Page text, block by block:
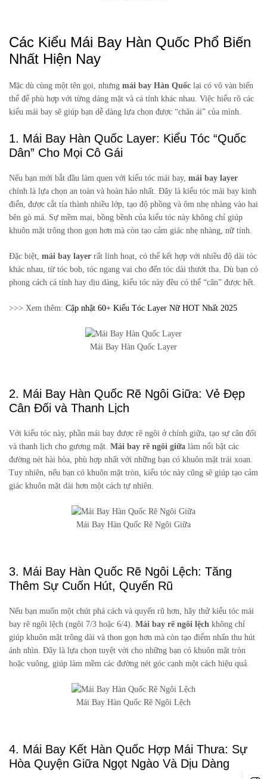
Các Kiểu Mái Bay Hàn Quốc Phổ Biến
Nhất Hiện Nay
Mặc dù cùng một tên gọi, nhưng mái bay Hàn Quốc lại có vô vàn biến
thể để phù hợp với từng dáng mặt và cá tính khác nhau. Việc hiểu rõ các
kiểu mái bay sẽ giúp bạn dễ dàng lựa chọn được “chân ái” của mình.
1. Mái Bay Hàn Quốc Layer: Kiểu Tóc “Quốc
Dân” Cho Mọi Cô Gái
Nếu bạn mới bắt đầu làm quen với kiểu tóc mái bay, mái bay layer
chính là lựa chọn an toàn và hoàn hảo nhất. Đây là kiểu tóc mái bay kinh
điển, được cắt tỉa thành nhiều lớp, tạo độ phồng và ôm nhẹ nhàng vào hai
bên gò má. Sự mềm mại, bồng bềnh của kiểu tóc này không chỉ giúp
khuôn mặt trông thon gọn hơn mà còn tạo cảm giác nhẹ nhàng, nữ tính.
Đặc biệt, mái bay layer rất linh hoạt, có thể kết hợp với nhiều độ dài tóc
khác nhau, từ tóc bob, tóc ngang vai cho đến tóc dài thướt tha. Dù bạn có
phong cách cá tính hay dịu dàng, kiểu tóc này đều có thể “cân” được hết.
>>> Xem thêm: Cập nhật 60+ Kiểu Tóc Layer Nữ HOT Nhất 2025
Mái Bay Hàn Quốc Layer
2. Mái Bay Hàn Quốc Rẽ Ngôi Giữa: Vẻ Đẹp
Cân Đối và Thanh Lịch
Với kiểu tóc này, phần mái bay được rẽ ngôi ở chính giữa, tạo sự cân đối
và thanh lịch cho gương mặt. Mái bay rẽ ngôi giữa làm nổi bật các
đường nét hài hòa, phù hợp nhất với những bạn có khuôn mặt trái xoan.
Tuy nhiên, nếu bạn có khuôn mặt tròn, kiểu tóc này cũng sẽ giúp tạo cảm
giác khuôn mặt dài hơn một cách tự nhiên.
Mái Bay Hàn Quốc Rẽ Ngôi Giữa
3. Mái Bay Hàn Quốc Rẽ Ngôi Lệch: Tăng
Thêm Sự Cuốn Hút, Quyến Rũ
Nếu bạn muốn một chút phá cách và quyến rũ hơn, hãy thử kiểu tóc mái
bay rẽ ngôi lệch (ngôi 7/3 hoặc 6/4). Mái bay rẽ ngôi lệch không chỉ
giúp khuôn mặt trông dài và thon gọn hơn mà còn tạo điểm nhấn thu hút
ánh nhìn. Đây là lựa chọn tuyệt vời cho những bạn có khuôn mặt tròn
hoặc vuông, giúp làm mềm các đường nét góc cạnh một cách hiệu quả.
Mái Bay Hàn Quốc Rẽ Ngôi Lệch
4. Mái Bay Kết Hàn Quốc Hợp Mái Thưa: Sự
Hòa Quyện Giữa Ngọt Ngào Và Dịu Dàng